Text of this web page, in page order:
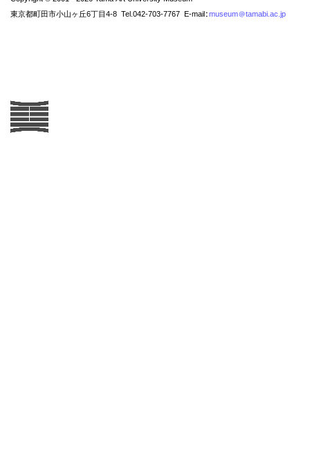
東京都町田市小山ヶ丘6丁目4-8 Tel.042-703-7767 E-mail:museum@tamabi.ac.jp